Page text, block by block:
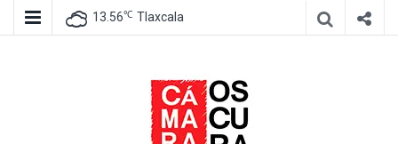
13.56℃ Tlaxcala